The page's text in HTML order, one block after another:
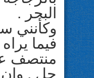
البحر .
وكأنني
فيما
حل , وان